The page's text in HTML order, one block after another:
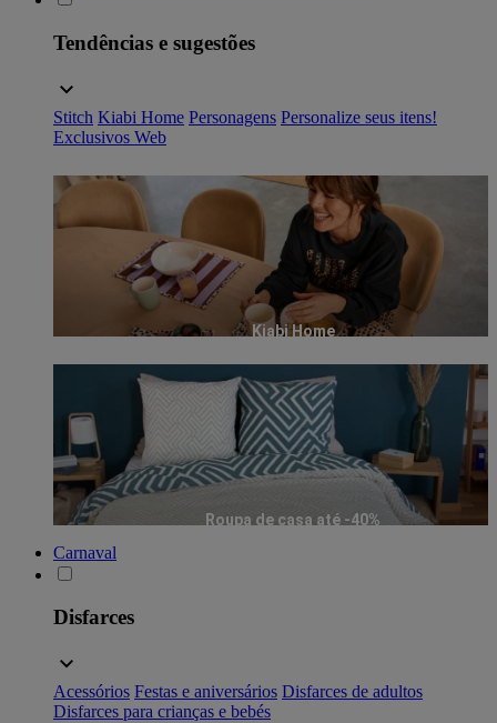
Tendências e sugestões
Stitch Kiabi Home Personagens Personalize seus itens!
Exclusivos Web
Kiabi Home
Roupa de casa até -40%
Carnaval
Disfarces
Acessórios Festas e aniversários Disfarces de adultos
Disfarces para crianças e bebés